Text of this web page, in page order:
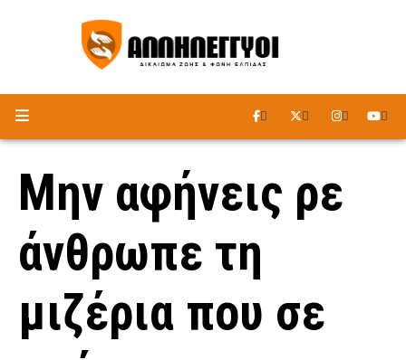
ΑΚΟΥΣΤΕ ΤΟ ΡΑΔΙΟΦΩΝΟ
Μην αφήνεις ρε
άνθρωπε τη
μιζέρια που σε